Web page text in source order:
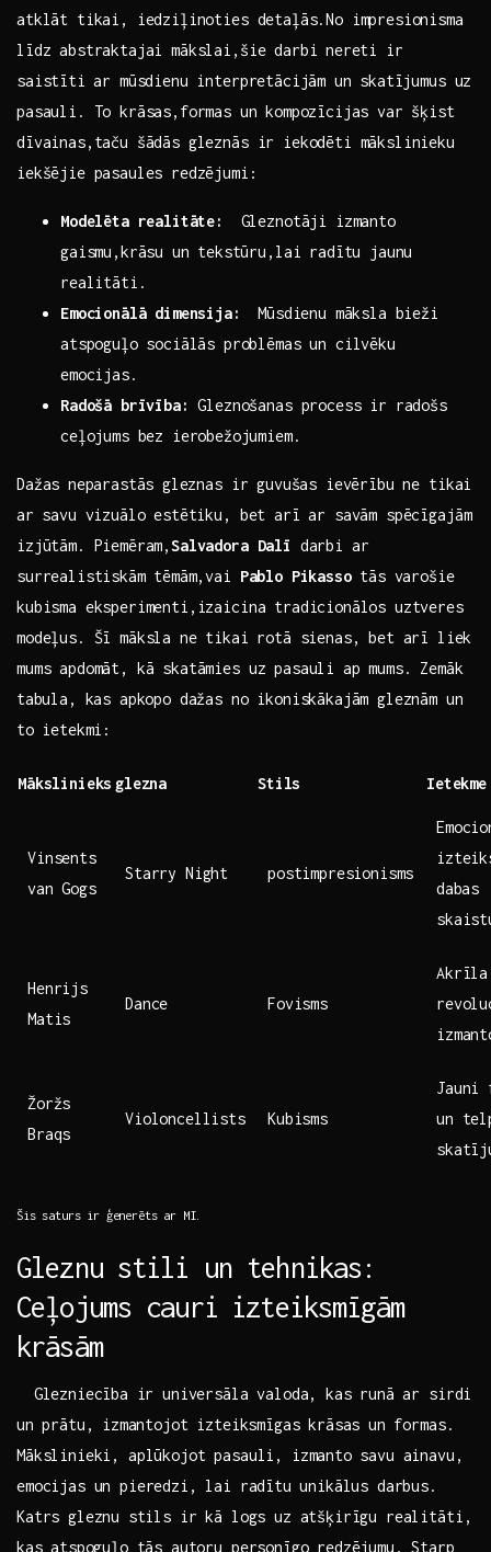
atklāt tikai, iedziļinoties detaļās.No impresionisma
līdz abstraktajai mākslai,šie​ darbi⁤ nereti​ ir
saistīti ⁣ar mūsdienu interpretācijām ⁤un skatījumus ​uz
​pasauli. To krāsas,formas un⁢ kompozīcijas var šķist​
dīvainas,taču šādās gleznās ir iekodēti mākslinieku
iekšējie pasaules redzējumi:
Modelēta realitāte:
‍ Gleznotāji izmanto
gaismu,krāsu⁣ un tekstūru,lai radītu ‌jaunu
realitāti.
Emocionālā dimensija:
⁢ Mūsdienu‌ māksla bieži
atspoguļo sociālās problēmas ​un cilvēku
emocijas.
Radošā‍ brīvība: Gleznošanas process ir‍ radošs
ceļojums bez ierobežojumiem.
Dažas ⁤neparastās⁤ gleznas ir guvušas ievērību ne‍ tikai
ar⁤ savu vizuālo estētiku, bet‍ arī‌ ar savām spēcīgajām
izjūtām. Piemēram,Salvadora Dalī ‌darbi ar
‌surrealistiskām ⁢tēmām,vai Pablo Pikassotās ⁤varošie
kubisma eksperimenti,izaicina tradicionālos uztveres
modeļus. Šī māksla ne tikai⁣ rotā sienas, bet arī⁢ liek
mums ​apdomāt, kā skatāmies uz pasauli ap mums. Zemāk
⁣tabula, kas apkopo dažas ​no ikoniskākajām‌ gleznām un
⁤to ietekmi:
Mākslinieks glezna Stils Ietekme
Vinsents
van Gogs
Starry Night postimpresionisms
⁤dabas‍
Henrijs
Matis
Dance Fovisms
Akrīla
Žoržs
Braqs
Violoncellists Kubisms
Jauni
un
Šis saturs ir ģenerēts⁣ ar MI.
Gleznu stili ‍un tehnikas:
Ceļojums‌ cauri⁤ izteiksmīgām
krāsām
‍ ​ Glezniecība ⁣ir universāla valoda, ⁢kas runā ar​ sirdi​
un ⁢prātu, ⁢izmantojot izteiksmīgas krāsas un ⁤formas.
Mākslinieki, aplūkojot pasauli, izmanto⁢ savu ainavu,
emocijas un pieredzi,​ lai ⁣radītu⁢ unikālus darbus.⁤
Katrs gleznu ⁢stils ir kā logs‌ uz‌ atšķirīgu realitāti,
kas ⁤atspoguļo tās autoru personīgo redzējumu. Starp